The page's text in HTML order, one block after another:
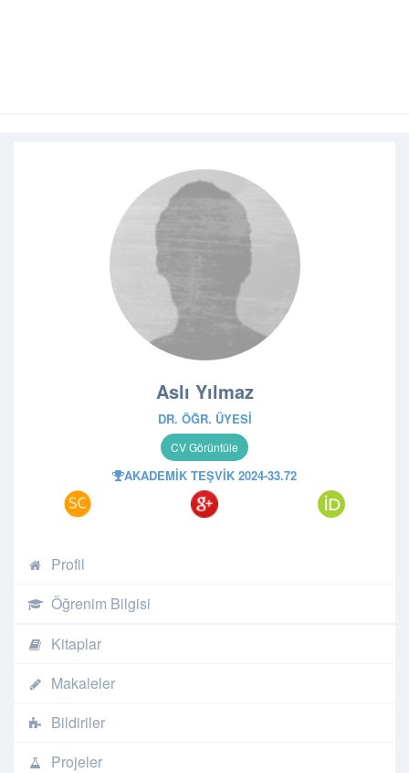
Aslı Yılmaz
DR. ÖĞR. ÜYESI
AKADEMIK TEŞVIK 2024-33.72
Profil
Öğrenim Bilgisi
Kitaplar
Makaleler
Bildiriler
Projeler